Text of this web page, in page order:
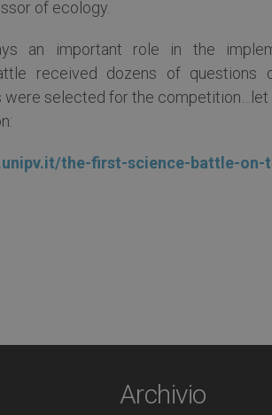
of ecology.
an important role in the
received dozens of
were selected for the competition…let
the-first-science-battle-
Archivio